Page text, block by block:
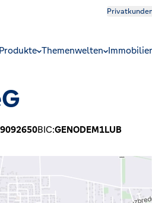
Produkte Themenwelten
BIC:GENODEM1LUB